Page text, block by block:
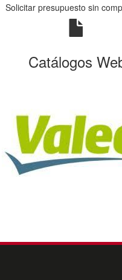
Solicitar presupuesto sin
Catálogos